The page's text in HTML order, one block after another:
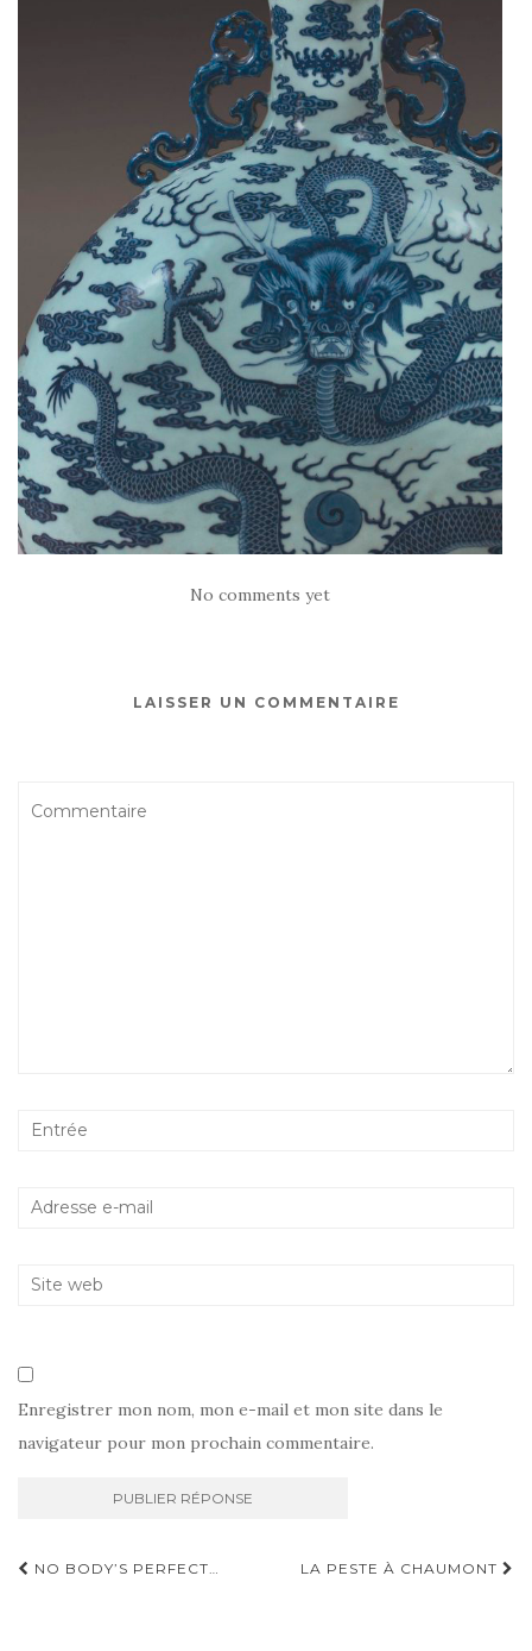
No comments yet
LAISSER UN COMMENTAIRE
Enregistrer mon nom, mon e-mail et mon site dans le
navigateur pour mon prochain commentaire.
Navigation
NO BODY’S PERFECT… LA PESTE À CHAUMONT